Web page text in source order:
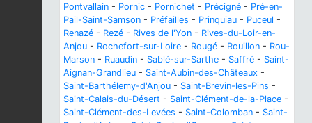
Pontvallain - Pornic - Pornichet - Précigné - Pré-en-
Pail-Saint-Samson - Préfailles - Prinquiau - Puceul -
Renazé - Rezé - Rives de l'Yon - Rives-du-Loir-en-
Anjou - Rochefort-sur-Loire - Rougé - Rouillon - Rou-
Marson - Ruaudin - Sablé-sur-Sarthe - Saffré - Saint-
Aignan-Grandlieu - Saint-Aubin-des-Châteaux -
Saint-Barthélemy-d'Anjou - Saint-Brevin-les-Pins -
Saint-Calais-du-Désert - Saint-Clément-de-la-Place -
Saint-Clément-des-Levées - Saint-Colomban - Saint-